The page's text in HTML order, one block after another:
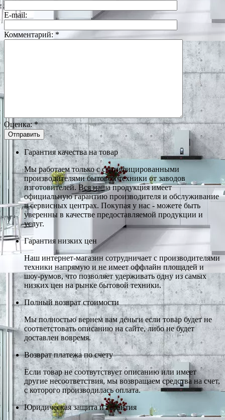
E-mail:
Комментарий: *
Оценка:*
Гарантия качества на товар
Мы работаем только с сертифицированными
производителями бытовой техники от заводов
изготовителей. Вся наша продукция имеет
официальную гарантию производителя и обслуживание
в сервисных центрах. Покупая у нас - можете быть
уверенны в качестве предоставляемой продукции и
услуг.
Гарантия низких цен
Наш интернет-магазин сотрудничает с производителями
техники напрямую и не имеет оффлайн площадей и
шоу-румов, что позволяет удерживать одну из самых
низких цен на рынке бытовой техники.
Полный возврат стоимости
Мы полностью вернем вам деньги если товар будет не
соответстовать описанию на сайте, либо не будет
доставлен вовремя.
Возврат платежа по счету
Если товар не соотвутствует описанию или имеет
другие несоответствия, мы возвращаем средства на счет,
с которого производилась оплата.
Юридическая защита и гарантия